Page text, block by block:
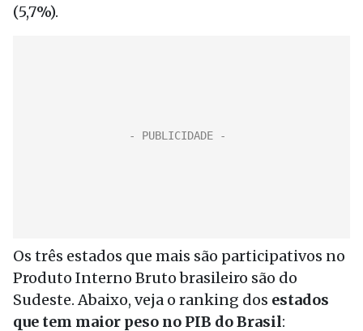
(5,7%).
Os três estados que mais são participativos no
Produto Interno Bruto brasileiro são do
Sudeste. Abaixo, veja o ranking dos estados
que tem maior peso no PIB do Brasil: